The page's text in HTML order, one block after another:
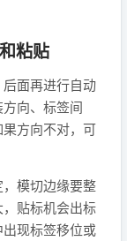
粘贴
面再进行自动
向、标签间
方向不对，可
模切边缘要整
贴标机会出标
现标签移位或